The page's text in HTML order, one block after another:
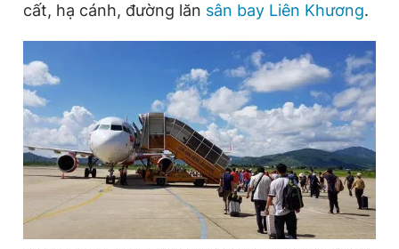
Đọc Thanh Niên trên điện thoại
Theo dõi báo trên
Hotline
0906 645 777
Liên hệ quảng cáo
0908 780 404
Đặt báo Quảng cáo RSS Tòa soạn Chính sách bảo
cất, hạ cánh, đường lăn sân bay Liên Khương.